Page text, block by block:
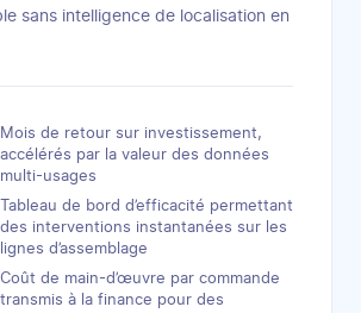
sans intelligence de localisation en
Mois de retour sur investissement,
accélérés par la valeur des données
multi-usages
Tableau de bord d’efficacité permettant
des interventions instantanées sur les
lignes d’assemblage
Coût de main-d’œuvre par commande
transmis à la finance pour des